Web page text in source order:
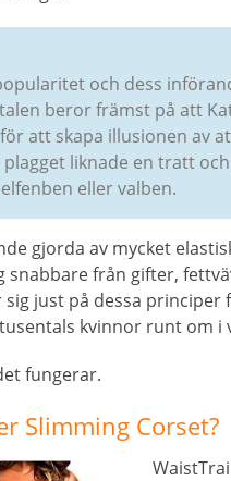
och dess
beror främst på att
att skapa illusionen av
liknade en tratt
eller valben.
gjorda av mycket
från gifter,
just på dessa
kvinnor runt om i
fungerar.
Slimming Corset?